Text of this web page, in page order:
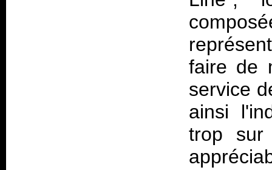
faire de
service
ainsi
trop sur